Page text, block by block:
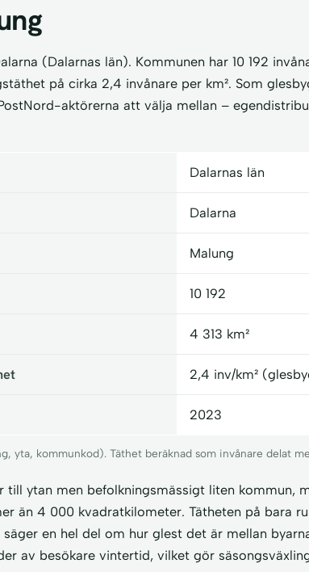
(Dalarnas län). Kommunen har 10 192
på cirka 2,4 invånare per km². Som
aktörerna att välja mellan –
Dalarnas län
Dalarna
Malung
10 192
4 313 km²
2,4 inv/km²
2023
yta, kommunkod). Täthet beräknad som invånare delat
till ytan men befolkningsmässigt liten kommun,
än 4 000 kvadratkilometer. Tätheten på bara
en hel del om hur glest det är mellan
av besökare vintertid, vilket gör